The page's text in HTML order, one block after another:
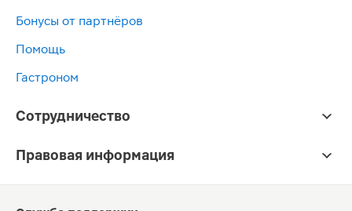
Бонусы от партнёров
Помощь
Гастроном
Сотрудничество
Правовая информация